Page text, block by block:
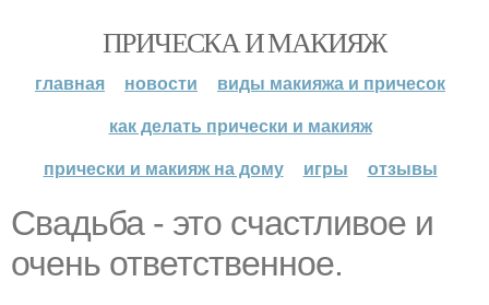
ПРИЧЕСКА И МАКИЯЖ
главная новости
виды макияжа и причесок
как делать прически и макияж
прически и макияж на дому
игры отзывы
Cвадьба - это счастливое и
очень ответственное.